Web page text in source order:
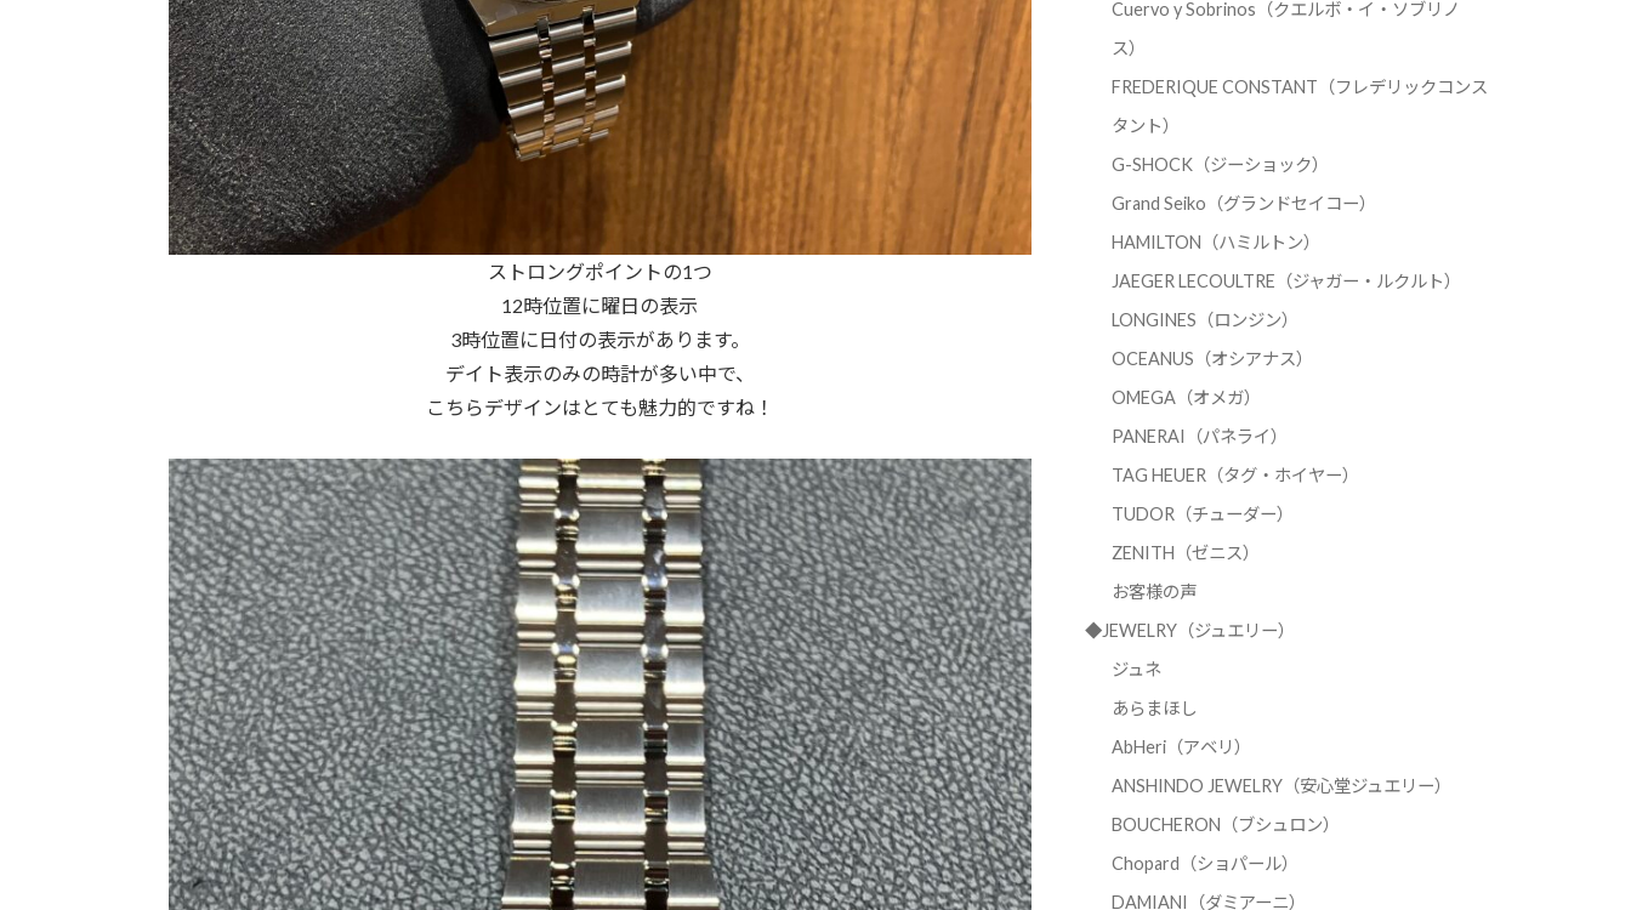
ストロングポイントの1つ
12時位置に曜日の表示
3時位置に日付の表示があります。
デイト表示のみの時計が多い中で、
こちらデザインはとても魅力的ですね！
Cuervo y Sobrinos（クエルボ・イ・ソブリノ
ス）
FREDERIQUE CONSTANT（フレデリックコンス
タント）
G-SHOCK（ジーショック）
Grand Seiko（グランドセイコー）
HAMILTON（ハミルトン）
JAEGER LECOULTRE（ジャガー・ルクルト）
LONGINES（ロンジン）
OCEANUS（オシアナス）
OMEGA（オメガ）
PANERAI（パネライ）
TAG HEUER（タグ・ホイヤー）
TUDOR（チューダー）
ZENITH（ゼニス）
お客様の声
◆JEWELRY（ジュエリー）
ジュネ
あらまほし
AbHeri（アベリ）
ANSHINDO JEWELRY（安心堂ジュエリー）
BOUCHERON（ブシュロン）
Chopard（ショパール）
DAMIANI（ダミアーニ）